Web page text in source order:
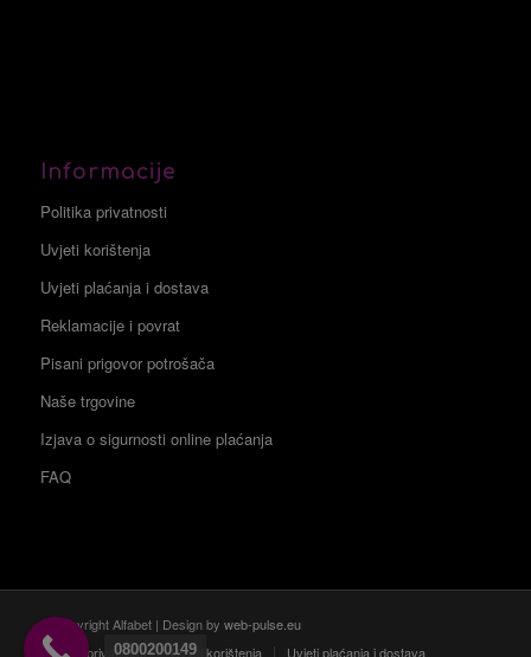
Informacije
Politika privatnosti
Uvjeti korištenja
Uvjeti plaćanja i dostava
Reklamacije i povrat
Pisani prigovor potrošača
Naše trgovine
Izjava o sigurnosti online plaćanja
FAQ
© Copyright Alfabet | Design by web-pulse.eu
Politika privatnosti
Uvjeti korištenja Uvjeti plaćanja i dostava
0800200149